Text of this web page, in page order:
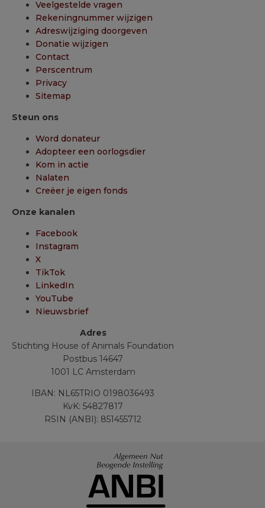
Veelgestelde vragen
Rekeningnummer wijzigen
Adreswijziging doorgeven
Donatie wijzigen
Contact
Perscentrum
Privacy
Sitemap
Steun ons
Word donateur
Adopteer een oorlogsdier
Kom in actie
Nalaten
Creëer je eigen fonds
Onze kanalen
Facebook
Instagram
X
TikTok
LinkedIn
YouTube
Nieuwsbrief
Adres
Stichting House of Animals Foundation
Postbus 14647
1001 LC Amsterdam
IBAN: NL65TRIO 0198036493
KvK: 54827817
RSIN (ANBI): 851455712